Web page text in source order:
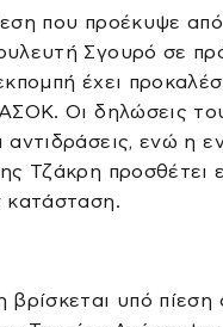
που προέκυψε
Σγουρό σε
έχει
Οι δηλώσεις
αντιδράσεις, ενώ η
Τζάκρη προσθέτει
κατάσταση.
υπό πίεση